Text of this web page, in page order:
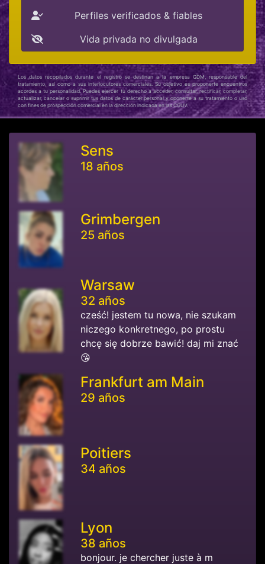
Perfiles verificados & fiables
Vida privada no divulgada
Los datos recopilados durante el registro se destinan a la empresa GDM, responsable del
tratamiento, así como a sus interlocutores comerciales. Su objetivo es proponerte encuentros
acordes a tu personalidad. Puedes ejercer tu derecho a acceder, consultar, rectificar, completar,
actualizar, cancelar o suprimir tus datos de carácter personal y oponerte a su tratamiento o uso
con fines de prospección comercial en la dirección indicada en las CGUV.
Sens
18 años
Grimbergen
25 años
Warsaw
32 años
cześć! jestem tu nowa, nie szukam
niczego konkretnego, po prostu
chcę się dobrze bawić! daj mi znać
😘
Frankfurt am Main
29 años
Poitiers
34 años
Lyon
38 años
bonjour. je chercher juste à m